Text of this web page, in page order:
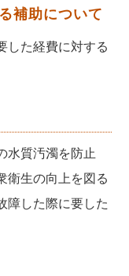
補助について
した経費に対する
水質汚濁を防止
衛生の向上を図る
障した際に要した